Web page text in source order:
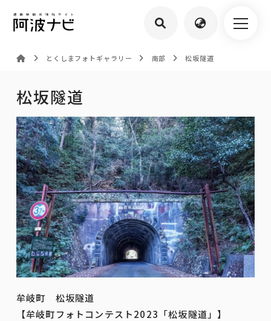
とくしまフォトギャラリー 南部 松坂隧道
松坂隧道
牟岐町 松坂隧道
【牟岐町フォトコンテスト2023「松坂隧道」】